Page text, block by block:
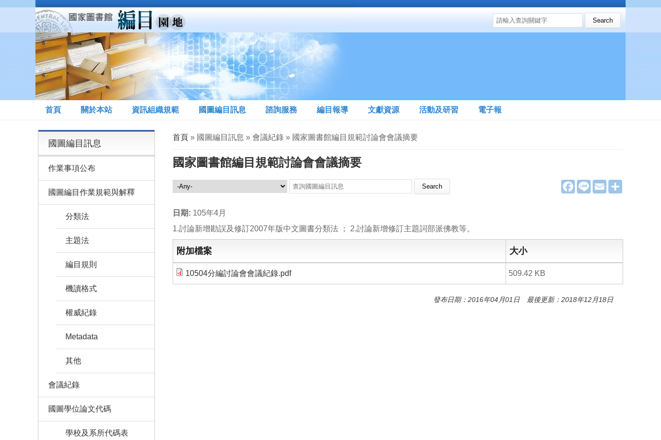
移至主內容
搜尋表單
Search this site
首頁 關於本站 資訊組織規範 國圖編目訊息 諮詢服務 編目報導 文獻資源 活動及研習 電子報
您在這裡
首頁» 國圖編目訊息 » 會議紀錄 » 國家圖書館編目規範討論會會議摘要
國家圖書館編目規範討論會會議摘要
F
a
k
L
E
m
國圖編目訊息 Search this site
日期: 105年4月
1.討論新增勘誤及修訂2007年版中文圖書分類法 ； 2.討論新增修訂主題詞部派佛教等。
附加檔案 大小
10504分編討論會會議紀錄.pdf 509.42 KB
發布日期：2016年04月01日 最後更新：2018年12月18日
國圖編目訊息
作業事項公布
國圖編目作業規範與解釋
分類法
主題法
編目規則
機讀格式
權威紀錄
Metadata
其他
會議紀錄
國圖學位論文代碼
學校及系所代碼表